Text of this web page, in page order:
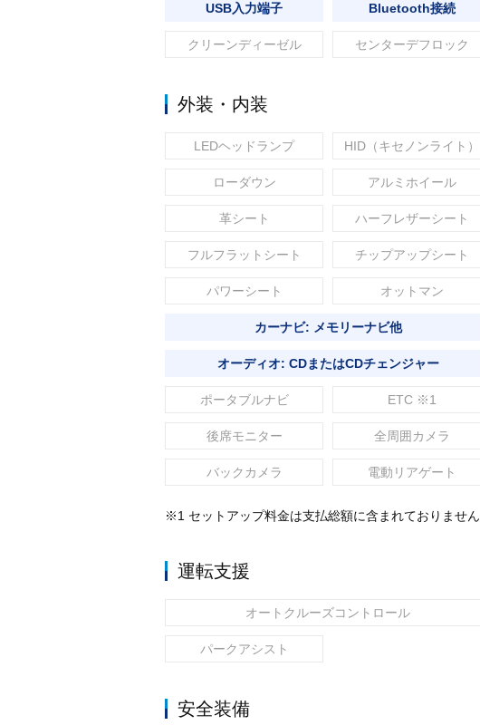
USB入力端子 Bluetooth接続
クリーンディーゼル センターデフロック
外装・内装
LEDヘッドランプ HID（キセノンライト）
ローダウン アルミホイール
革シート ハーフレザーシート
フルフラットシート チップアップシート
パワーシート オットマン
カーナビ: メモリーナビ他
オーディオ: CDまたはCDチェンジャー
ポータブルナビ ETC ※1
後席モニター 全周囲カメラ
バックカメラ 電動リアゲート
※1 セットアップ料金は支払総額に含まれておりません
運転支援
オートクルーズコントロール
パークアシスト
安全装備